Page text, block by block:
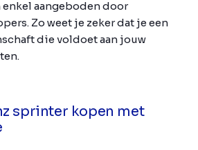
aangeboden door
Zo weet je zeker dat je een
die voldoet aan jouw
sprinter kopen met